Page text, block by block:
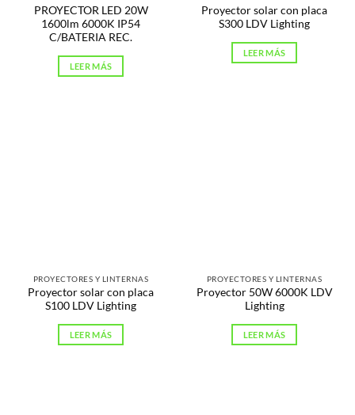
PROYECTOR LED 20W
1600lm 6000K IP54
C/BATERIA REC.
LEER MÁS
Proyector solar con placa
S300 LDV Lighting
LEER MÁS
PROYECTORES Y LINTERNAS
Proyector solar con placa
S100 LDV Lighting
LEER MÁS
PROYECTORES Y LINTERNAS
Proyector 50W 6000K LDV
Lighting
LEER MÁS